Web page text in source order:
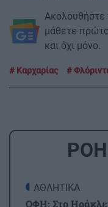
Ακολουθήστε
μάθετε
και όχι μόνο.
Καρχαρίας
ΑΘΛΗΤΙΚΑ
ΟΦΗ: Στο